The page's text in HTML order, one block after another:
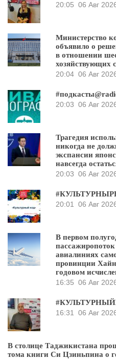
20:05 06 Авг
Министерство
объявило о
в отношении
хозяйствующих
20:04 06 Авг
20:03 06 Авг
Трагедия
никогда не
экспансии
навсегда
20:03 06 Авг
20:01
06 Авг
В первом
авиалиниях
провинции
годовом
16:35 06 Авг
16:31
06 Авг
В столице Таджикистана
тома книги Си Цзиньпина о